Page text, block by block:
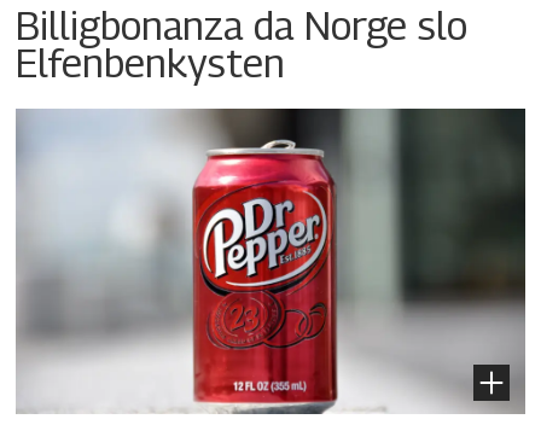
Billigbonanza da Norge slo
Elfenbenkysten